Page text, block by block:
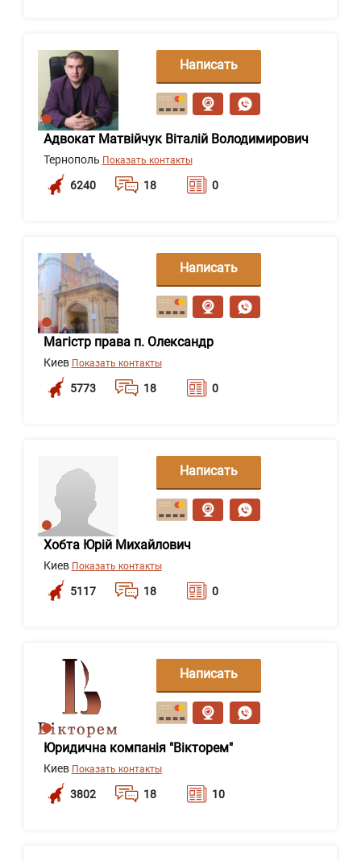
Адвокат Матвійчук Віталій Володимирович
Тернополь Показать контакты
6240 18 0
Написать
сообщение
Магістр права п. Олександр
Киев Показать контакты
5773 18 0
Написать
сообщение
Хобта Юрій Михайлович
Киев Показать контакты
5117 18 0
Написать
сообщение
Юридична компанія "Вікторем"
Киев Показать контакты
3802 18 10
Написать
сообщение